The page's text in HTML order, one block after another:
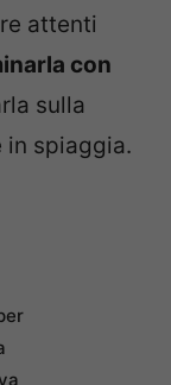
attenti
con
sulla
in spiaggia.